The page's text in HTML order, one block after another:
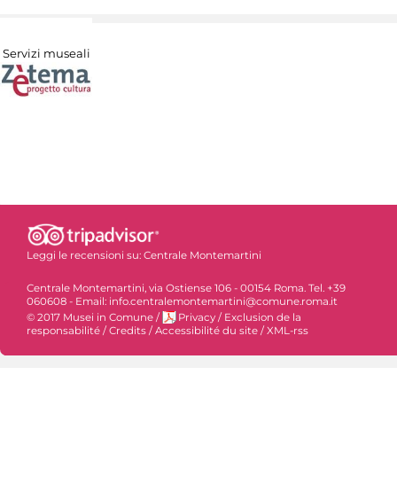
Servizi museali
Leggi le recensioni su: Centrale Montemartini
Centrale Montemartini, via Ostiense 106 - 00154 Roma. Tel. +39
060608 - Email: info.centralemontemartini@comune.roma.it
© 2017 Musei in Comune / Privacy / Exclusion de la
responsabilité / Credits / Accessibilité du site / XML-rss